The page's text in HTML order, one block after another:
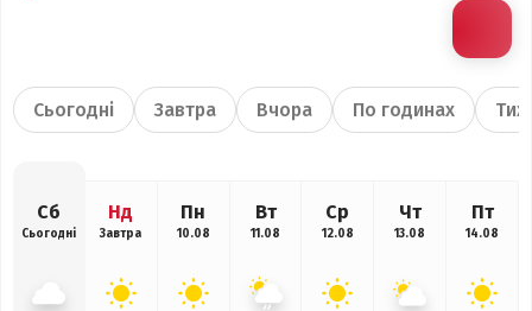
Сьогодні Завтра Вчора По годинах
Сб
Сьогодні
Нд
Завтра
Пн
10.08
Вт
11.08
Ср
12.08
Чт
13.08
Пт
14.08